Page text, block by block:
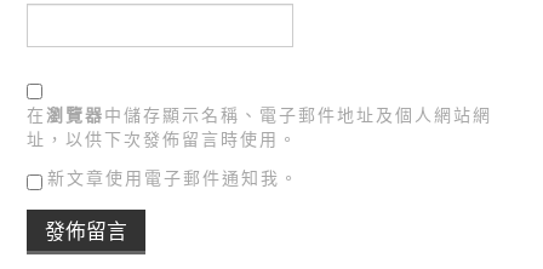
在瀏覽器中儲存顯示名稱、電子郵件地址及個人網站網
址，以供下次發佈留言時使用。
新文章使用電子郵件通知我。